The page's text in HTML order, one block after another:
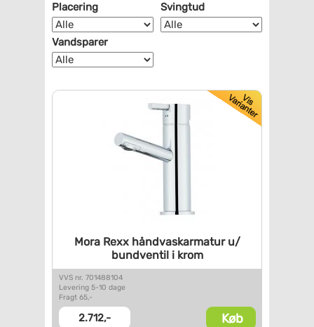
Placering Svingtud
Vandsparer
Mora Rexx håndvaskarmatur u/
bundventil i krom
VVS nr. 701488104
Levering 5-10 dage
Fragt 65,-
2.712,- Køb